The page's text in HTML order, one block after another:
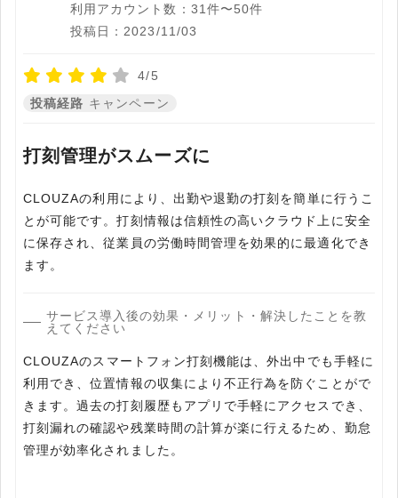
利用アカウント数：31件〜50件
投稿日：2023/11/03
4/5
投稿経路 キャンペーン
打刻管理がスムーズに
CLOUZAの利用により、出勤や退勤の打刻を簡単に行うこ
とが可能です。打刻情報は信頼性の高いクラウド上に安全
に保存され、従業員の労働時間管理を効果的に最適化でき
ます。
サービス導入後の効果・メリット・解決したことを教
えてください
CLOUZAのスマートフォン打刻機能は、外出中でも手軽に
利用でき、位置情報の収集により不正行為を防ぐことがで
きます。過去の打刻履歴もアプリで手軽にアクセスでき、
打刻漏れの確認や残業時間の計算が楽に行えるため、勤怠
管理が効率化されました。